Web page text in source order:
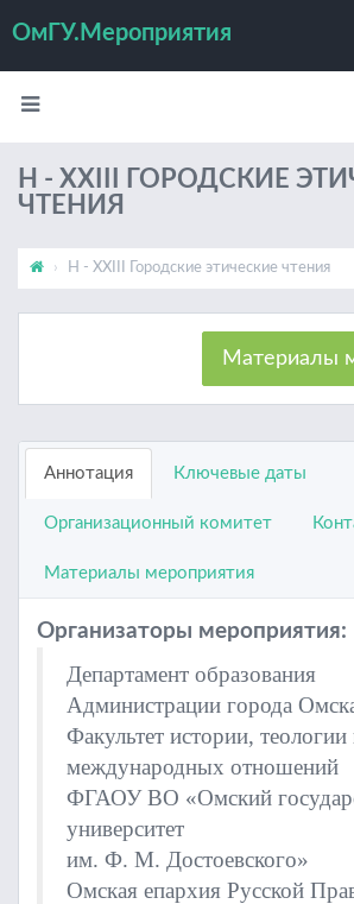
ОмГУ.Мероприятия
Н - XХIII ГОРОДСКИЕ
ЧТЕНИЯ
Н - XХIII Городские этические чтения
Материалы
Аннотация Ключевые даты
Организационный комитет
Материалы мероприятия
Организаторы мероприятия:
Департамент образования
Администрации города
Факультет истории, теологии
международных отношений
ФГАОУ ВО «Омский
университет
им. Ф. М. Достоевского»
Омская епархия Русской